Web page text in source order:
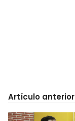
Artículo anterior